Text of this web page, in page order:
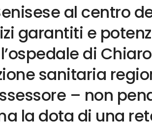
al centro
garantiti e
di
sanitaria
– non
la dota di una